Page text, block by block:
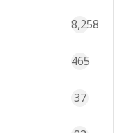
8,258
465
37